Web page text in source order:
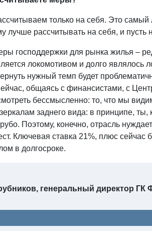
только на себя. Это самый
лучше рассчитывать на себя, и пусть
господдержки для рынка жилья –
локомотивом и долго
нужный темп будет
общаясь с финансистами, с
бессмысленно: то, что мы
заднего вида: в принципе,
Поэтому, конечно, отрасль
Ключевая ставка 21%, плюс
в долгосроке.
генеральный директор ГК